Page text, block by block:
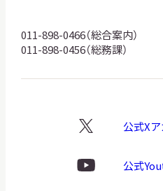
ゴ
011-898-0466（総合案内）
011-898-0456（総務課）
X
ゴ
公式X
Youtube
公式